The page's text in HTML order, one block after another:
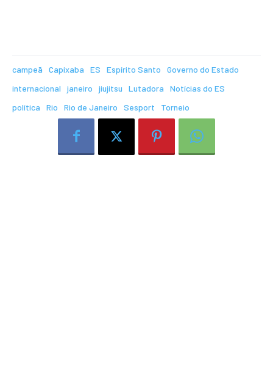
campeã Capixaba ES Espírito Santo
Governo do Estado
internacional
janeiro jiujitsu Lutadora
Notícias do ES
política
Rio Rio de Janeiro Sesport Torneio